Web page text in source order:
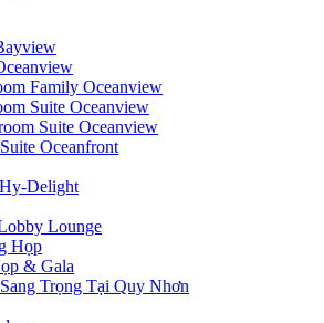
Family Oceanview
Suite Oceanview
Suite Oceanview
Oceanfront
Delight
Lounge
Họp
& Gala
Trọng Tại Quy Nhơn